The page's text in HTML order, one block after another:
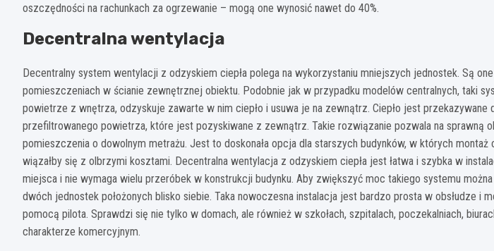
oszczędności na rachunkach za ogrzewanie – mogą one wynosić nawet do 40%.
Decentralna wentylacja
Decentralny system wentylacji z odzyskiem ciepła polega na wykorzystaniu mniejszych jednostek. Są
pomieszczeniach w ścianie zewnętrznej obiektu. Podobnie jak w przypadku modelów centralnych, taki
powietrze z wnętrza, odzyskuje zawarte w nim ciepło i usuwa je na zewnątrz. Ciepło jest przekazywane
przefiltrowanego powietrza, które jest pozyskiwane z zewnątrz. Takie rozwiązanie pozwala na sprawną
pomieszczenia o dowolnym metrażu. Jest to doskonała opcja dla starszych budynków, w których montaż
wiązałby się z olbrzymi kosztami. Decentralna wentylacja z odzyskiem ciepła jest łatwa i szybka w
miejsca i nie wymaga wielu przeróbek w konstrukcji budynku. Aby zwiększyć moc takiego systemu
dwóch jednostek położonych blisko siebie. Taka nowoczesna instalacja jest bardzo prosta w obsłudze i
pomocą pilota. Sprawdzi się nie tylko w domach, ale również w szkołach, szpitalach, poczekalniach,
charakterze komercyjnym.